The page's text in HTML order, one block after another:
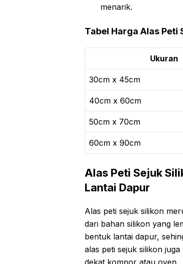
menarik.
Tabel Harga Alas Peti
Ukuran
30cm x 45cm
40cm x 60cm
50cm x 70cm
60cm x 90cm
Alas Peti Sejuk
Lantai Dapur
Alas peti sejuk silikon
dari bahan silikon yang
bentuk lantai dapur,
alas peti sejuk silikon